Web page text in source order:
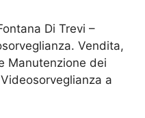
Di Trevi –
Vendita,
Manutenzione dei
Videosorveglianza a